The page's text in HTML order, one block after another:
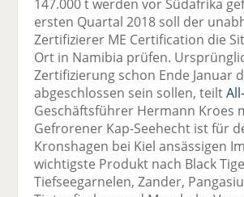
147.000 t werden vor Südafrika
ersten Quartal 2018 soll der
Zertifizierer ME Certification die
Ort in Namibia prüfen.
Zertifizierung schon Ende Januar
abgeschlossen sein sollen, teilt
Geschäftsführer Hermann Kroes
Gefrorener Kap-Seehecht ist für
Kronshagen bei Kiel ansässigen
wichtigste Produkt nach Black
Tiefseegarnelen, Zander,